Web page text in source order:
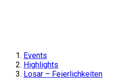
Events
Highlights
Losar – Feierlichkeiten